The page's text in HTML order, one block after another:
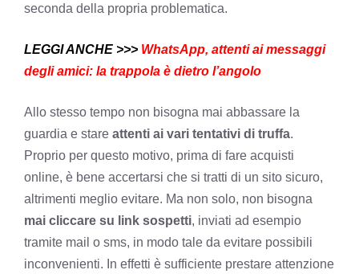
seconda della propria problematica.
LEGGI ANCHE >>> WhatsApp, attenti ai messaggi
degli amici: la trappola è dietro l’angolo
Allo stesso tempo non bisogna mai abbassare la
guardia e stare attenti ai vari tentativi di truffa.
Proprio per questo motivo, prima di fare acquisti
online, è bene accertarsi che si tratti di un sito sicuro,
altrimenti meglio evitare. Ma non solo, non bisogna
mai cliccare su link sospetti, inviati ad esempio
tramite mail o sms, in modo tale da evitare possibili
inconvenienti. In effetti è sufficiente prestare attenzione